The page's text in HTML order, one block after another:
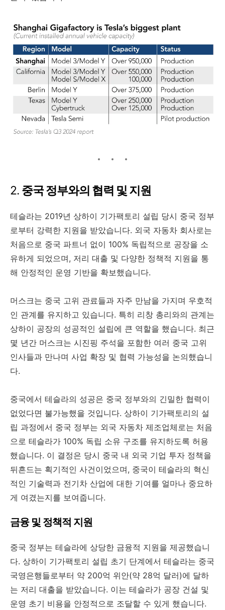
2. 중국 정부와의 협력 및 지원
테슬라는 2019년 상하이 기가팩토리 설립 당시 중국 정부
로부터 강력한 지원을 받았습니다. 외국 자동차 회사로는
처음으로 중국 파트너 없이 100% 독립적으로 공장을 소
유하게 되었으며, 저리 대출 및 다양한 정책적 지원을 통
해 안정적인 운영 기반을 확보했습니다.
머스크는 중국 고위 관료들과 자주 만남을 가지며 우호적
인 관계를 유지하고 있습니다. 특히 리창 총리와의 관계는
상하이 공장의 성공적인 설립에 큰 역할을 했습니다. 최근
몇 년간 머스크는 시진핑 주석을 포함한 여러 중국 고위
인사들과 만나며 사업 확장 및 협력 가능성을 논의했습니
다.
중국에서 테슬라의 성공은 중국 정부와의 긴밀한 협력이
없었다면 불가능했을 것입니다. 상하이 기가팩토리의 설
립 과정에서 중국 정부는 외국 자동차 제조업체로는 처음
으로 테슬라가 100% 독립 소유 구조를 유지하도록 허용
했습니다. 이 결정은 당시 중국 내 외국 기업 투자 정책을
뒤흔드는 획기적인 사건이었으며, 중국이 테슬라의 혁신
적인 기술력과 전기차 산업에 대한 기여를 얼마나 중요하
게 여겼는지를 보여줍니다.
금융 및 정책적 지원
중국 정부는 테슬라에 상당한 금융적 지원을 제공했습니
다. 상하이 기가팩토리 설립 초기 단계에서 테슬라는 중국
국영은행들로부터 약 200억 위안(약 28억 달러)에 달하
는 저리 대출을 받았습니다. 이는 테슬라가 공장 건설 및
운영 초기 비용을 안정적으로 조달할 수 있게 했습니다.